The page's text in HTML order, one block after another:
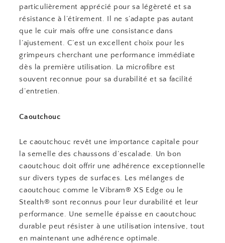
particulièrement apprécié pour sa légèreté et sa
résistance à l’étirement. Il ne s’adapte pas autant
que le cuir mais offre une consistance dans
l’ajustement. C’est un excellent choix pour les
grimpeurs cherchant une performance immédiate
dès la première utilisation. La microfibre est
souvent reconnue pour sa durabilité et sa facilité
d’entretien.
Caoutchouc
Le caoutchouc revêt une importance capitale pour
la semelle des chaussons d’escalade. Un bon
caoutchouc doit offrir une adhérence exceptionnelle
sur divers types de surfaces. Les mélanges de
caoutchouc comme le Vibram® XS Edge ou le
Stealth® sont reconnus pour leur durabilité et leur
performance. Une semelle épaisse en caoutchouc
durable peut résister à une utilisation intensive, tout
en maintenant une adhérence optimale.